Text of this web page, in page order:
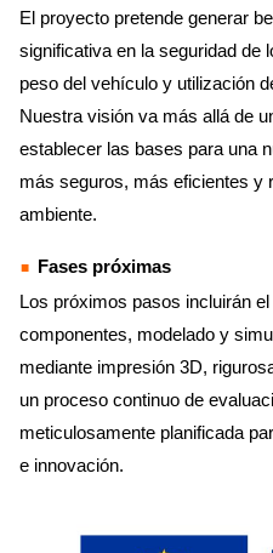
El proyecto pretende generar
significativa en la seguridad de
peso del vehículo y utilización
Nuestra visión va más allá de
establecer las bases para una
más seguros, más eficientes y
ambiente.
Fases próximas
Los próximos pasos incluirán
componentes, modelado y
mediante impresión 3D,
un proceso continuo de
meticulosamente planificada
e innovación.